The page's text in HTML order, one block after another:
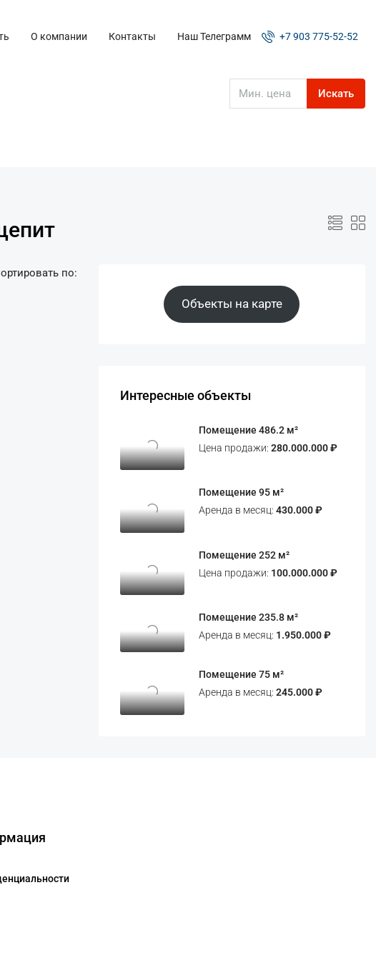
О компании Контакты Наш Телеграмм +7 903 775-52-52
Искать
по:
Объекты на карте
Интересные объекты
Помещение 486.2 м²
Цена продажи: 280.000.000 ₽
Помещение 95 м²
Аренда в месяц: 430.000 ₽
Помещение 252 м²
Цена продажи: 100.000.000 ₽
Помещение 235.8 м²
Аренда в месяц: 1.950.000 ₽
Помещение 75 м²
Аренда в месяц: 245.000 ₽